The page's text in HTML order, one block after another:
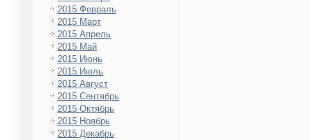
2015 Февраль
2015 Март
2015 Апрель
2015 Май
2015 Июнь
2015 Июль
2015 Август
2015 Сентябрь
2015 Октябрь
2015 Ноябрь
2015 Декабрь